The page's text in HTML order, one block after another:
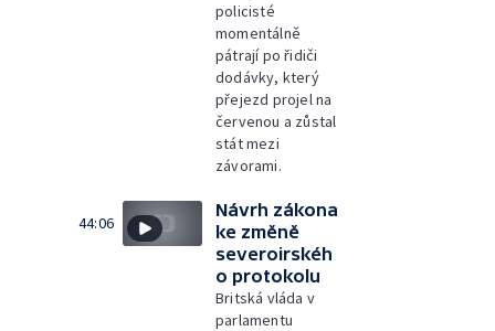
policisté
momentálně
pátrají po řidiči
dodávky, který
přejezd projel na
červenou a zůstal
stát mezi
závorami.
44:06
Návrh zákona
ke změně
severoirskéh
o protokolu
Britská vláda v
parlamentu